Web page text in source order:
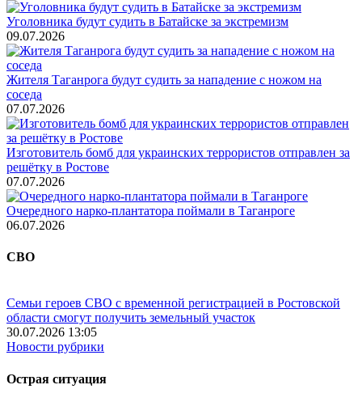
Уголовника будут судить в Батайске за экстремизм
09.07.2026
Жителя Таганрога будут судить за нападение с ножом на
соседа
07.07.2026
Изготовитель бомб для украинских террористов отправлен за
решётку в Ростове
07.07.2026
Очередного нарко-плантатора поймали в Таганроге
06.07.2026
СВО
Семьи героев СВО с временной регистрацией в Ростовской
области смогут получить земельный участок
30.07.2026 13:05
Новости рубрики
Острая ситуация